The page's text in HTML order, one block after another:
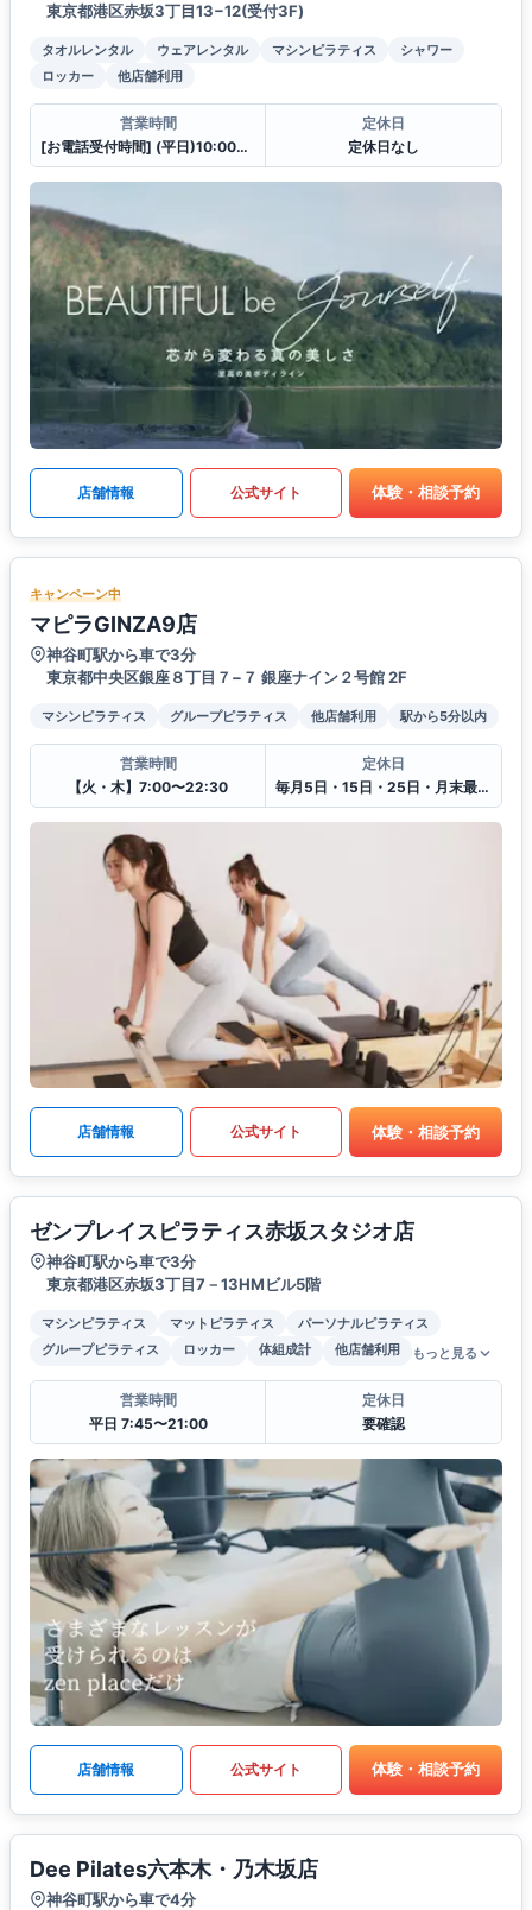
東京都港区赤坂3丁目13−12(受付3F)
タオルレンタル ウェアレンタル マシンピラティス
シャワー
ロッカー
他店舗利用
営業時間
[お電話受付時間] (平日)10:00〜23:00 (土・日)10:00〜21:00
定休日
定休日なし
店舗情報 公式サイト 体験・相談予約
キャンペーン中
マピラGINZA9店
神谷町駅から車で3分
東京都中央区銀座８丁目７−７ 銀座ナイン２号館 2F
マシンピラティス グループピラティス 他店舗利用 駅から5分以内
営業時間
【火・木】7:00〜22:30
定休日
毎月5日・15日・25日・月末最終日
店舗情報 公式サイト 体験・相談予約
ゼンプレイスピラティス赤坂スタジオ店
神谷町駅から車で3分
東京都港区赤坂3丁目7－13HMビル5階
マシンピラティス マットピラティス
パーソナルピラティス
グループピラティス
ロッカー 体組成計 他店舗利用 もっと見る
営業時間
平日 7:45〜21:00
定休日
要確認
店舗情報 公式サイト 体験・相談予約
Dee Pilates六本木・乃木坂店
神谷町駅から車で4分